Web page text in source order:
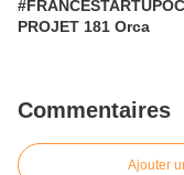
PROJET 181 Orca
Commentaires
Ajouter